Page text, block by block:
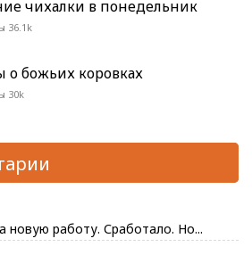
чихалки в понедельник
36.1k
божьих коровках
30k
новую работу. Сработало. Но...